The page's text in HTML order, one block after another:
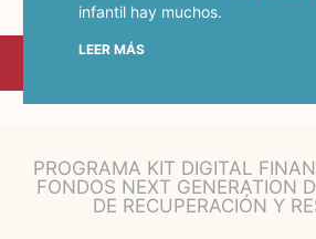
infantil hay muchos.
LEER MÁS
PROGRAMA KIT DIGITAL
FONDOS NEXT GENERATION
DE RECUPERACIÓN Y